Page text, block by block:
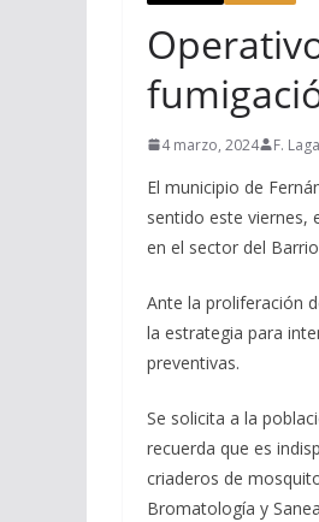
4 marzo, 2024 F.
El municipio de
sentido este viernes,
en el sector del
Ante la proliferación
la estrategia para
preventivas.
Se solicita a la
recuerda que es
criaderos de
Bromatología y